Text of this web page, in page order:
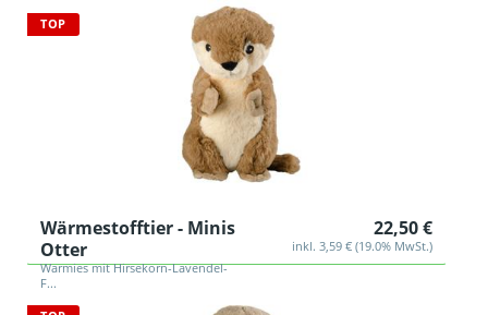
TOP
Wärmestofftier - Minis
Otter
Warmies mit Hirsekorn-Lavendel-
F...
22,50 €
inkl. 3,59 € (19.0% MwSt.)